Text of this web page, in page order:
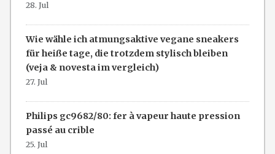
28. Jul
Wie wähle ich atmungsaktive vegane sneakers
für heiße tage, die trotzdem stylisch bleiben
(veja & novesta im vergleich)
27. Jul
Philips gc9682/80: fer à vapeur haute pression
passé au crible
25. Jul